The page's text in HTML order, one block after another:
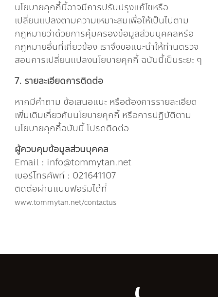
นโยบายคุกกี้นี้อาจมีการปรับปรุงแก้ไขหรือ
เปลี่ยนแปลงตามความเหมาะสมเพื่อให้เป็นไปตาม
กฎหมายว่าด้วยการคุ้มครองข้อมูลส่วนบุคคลหรือ
กฎหมายอื่นที่เกี่ยวข้อง เราจึงขอแนะนำให้ท่านตรวจ
สอบการเปลี่ยนแปลงนโยบายคุกกี้ ฉบับนี้เป็นระยะ ๆ
7. รายละเอียดการติดต่อ
หากมีคำถาม ข้อเสนอแนะ หรือต้องการรายละเอียด
เพิ่มเติมเกี่ยวกับนโยบายคุกกี้ หรือการปฏิบัติตาม
นโยบายคุกกี้ฉบับนี้ โปรดติดต่อ
ผู้ควบคุมข้อมูลส่วนบุคคล
Email : info@tommytan.net
เบอร์โทรศัพท์ : 021641107
ติดต่อผ่านแบบฟอร์มได้ที่
www.tommytan.net/contactus